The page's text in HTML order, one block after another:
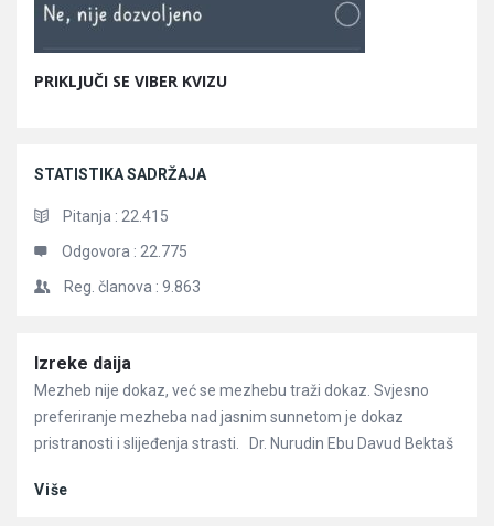
PRIKLJUČI SE VIBER KVIZU
STATISTIKA SADRŽAJA
Pitanja : 22.415
Odgovora : 22.775
Reg. članova : 9.863
Članci
Izreke daija
Mezheb nije dokaz, već se mezhebu traži dokaz. Svjesno
preferiranje mezheba nad jasnim sunnetom je dokaz
pristranosti i slijeđenja strasti. Dr. Nurudin Ebu Davud Bektaš
Više